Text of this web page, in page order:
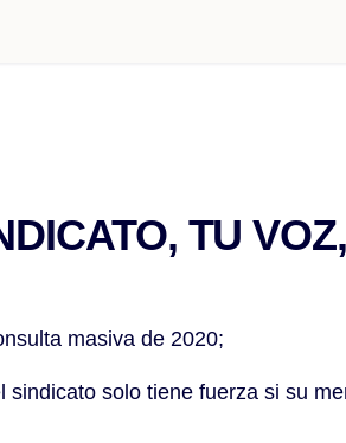
TU
masiva de 2020;
solo tiene fuerza si su